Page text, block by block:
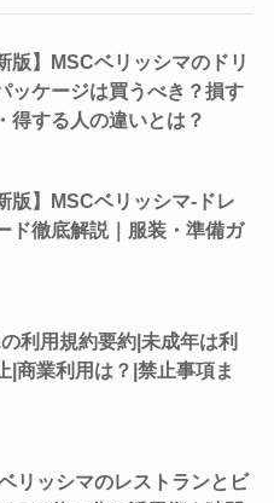
版】MSCベリッシマのドリ
ッケージは買うべき？損す
得する人の違いとは？
版】MSCベリッシマ-ドレ
ド徹底解説｜服装・準備ガ
利用規約要約|未成年は利
|商業利用は？|禁止事項ま
リッシマのレストランとビ